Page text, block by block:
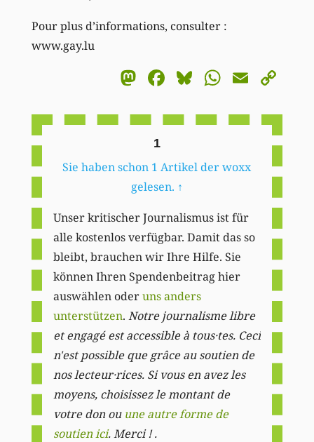
Pour plus d’informations, consulter :
www.gay.lu
Mastodon
Facebook
BlueskyEmail
1
Sie haben schon 1 Artikel der woxx
gelesen. ↑
Unser kritischer Journalismus ist für
alle kostenlos verfügbar. Damit das so
bleibt, brauchen wir Ihre Hilfe. Sie
können Ihren Spendenbeitrag hier
auswählen oderuns anders
unterstützen. Notre journalisme libre
et engagé est accessible à tous·tes. Ceci
n'est possible que grâce au soutien de
nos lecteur·rices. Si vous en avez les
moyens, choisissez le montant de
votre don ou une autre forme de
soutien ici. Merci ! .